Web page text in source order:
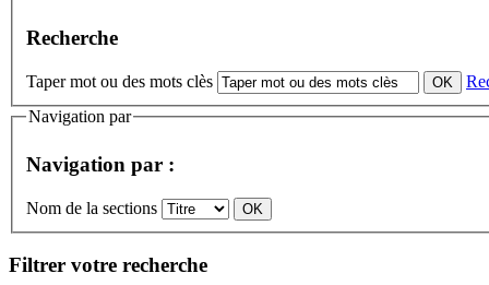
Recherche
Taper mot ou des mots clès
Navigation par
Navigation par :
Nom de la sections
Filtrer votre recherche